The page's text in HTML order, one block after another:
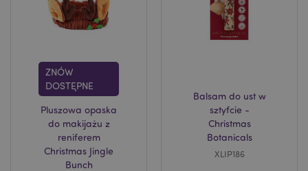
ZNÓW
DOSTĘPNE
Pluszowa opaska
do makijażu z
reniferem
Christmas Jingle
Bunch
Balsam do ust w
sztyfcie -
Christmas
Botanicals
XLIP186
X-Magento-Vary
Adobe Inc.
www.puckator.pl